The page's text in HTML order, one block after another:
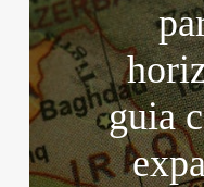
guia